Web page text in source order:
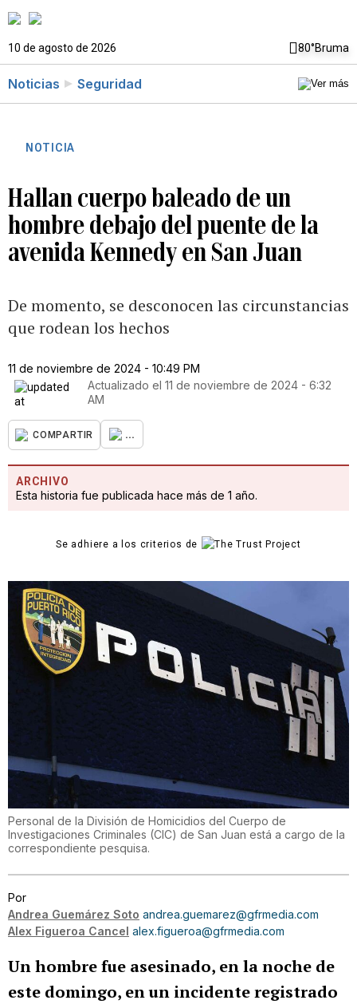
10 de agosto de 2026 80°Bruma
Noticias Seguridad
NOTICIA
Hallan cuerpo baleado de un
hombre debajo del puente de la
avenida Kennedy en San Juan
De momento, se desconocen las circunstancias
que rodean los hechos
11 de noviembre de 2024 - 10:49 PM
Actualizado el11 de noviembre de 2024 - 6:32
AM
COMPARTIR ...
ARCHIVO
Esta historia fue publicada hace más de 1 año.
Se adhiere a los criterios de
Personal de la División de Homicidios del Cuerpo de
Investigaciones Criminales (CIC) de San Juan está a cargo de la
correspondiente pesquisa.
Por
Andrea Guemárez Soto andrea.guemarez@gfrmedia.com
Alex Figueroa Cancel alex.figueroa@gfrmedia.com
Un hombre fue asesinado, en la noche de
este domingo, en un incidente registrado